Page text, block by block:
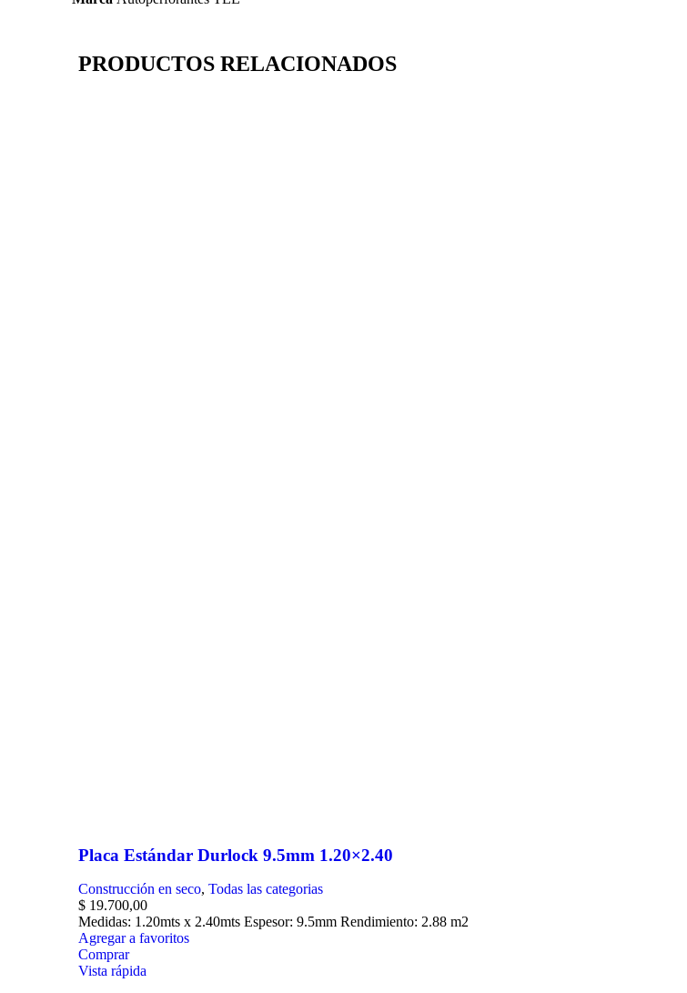
PRODUCTOS RELACIONADOS
Placa Estándar Durlock 9.5mm 1.20×2.40
Construcción en seco, Todas las categorias
$ 19.700,00
Medidas: 1.20mts x 2.40mts Espesor: 9.5mm Rendimiento: 2.88 m2
Agregar a favoritos
Comprar
Vista rápida